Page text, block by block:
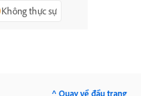
Không thực sự
^ Quay về đầu trang